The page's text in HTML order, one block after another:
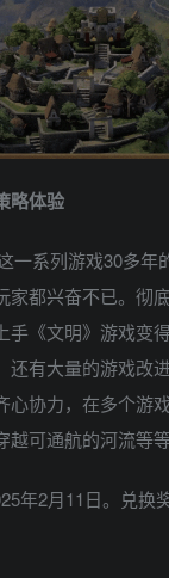
略体验
一系列游戏30多年
家都兴奋不已。彻
《文明》游戏变
还有大量的游戏改
心协力，在多个游
可通航的河流等等
年2月11日。兑换